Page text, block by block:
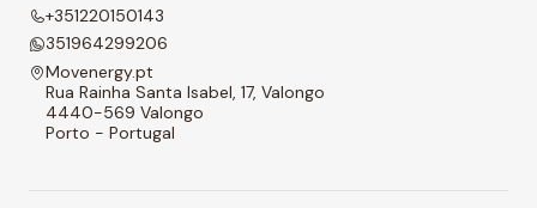
+351220150143
351964299206
Movenergy.pt
Rua Rainha Santa Isabel, 17, Valongo
4440-569 Valongo
Porto - Portugal